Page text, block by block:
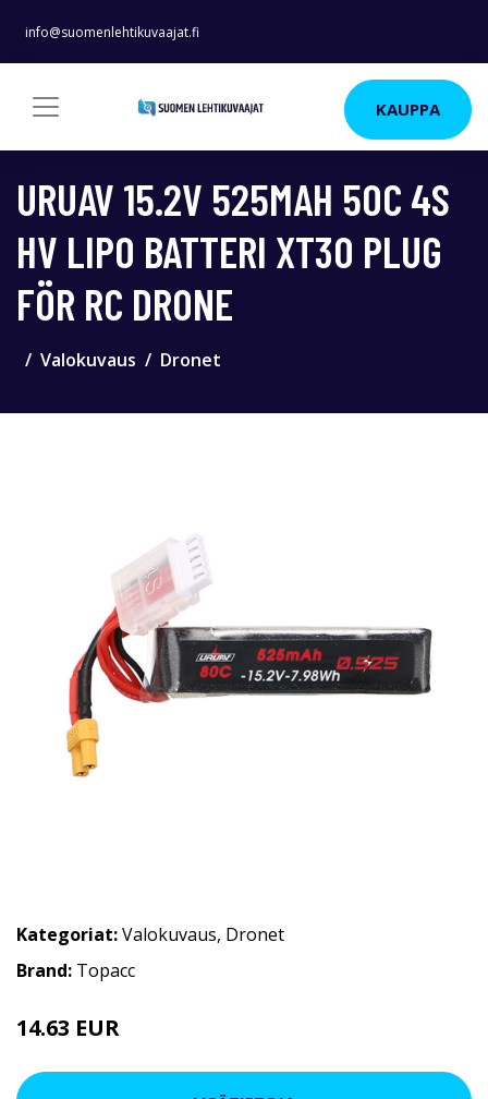
info@suomenlehtikuvaajat.fi
KAUPPA
URUAV 15.2V 525MAH 50C 4S
HV LIPO BATTERI XT30 PLUG
FÖR RC DRONE
Valokuvaus Dronet
Kategoriat:Valokuvaus, Dronet
Brand: Topacc
14.63 EUR